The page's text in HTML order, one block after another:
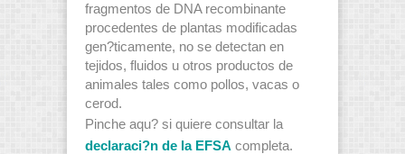
fragmentos de DNA recombinante
procedentes de plantas modificadas
gen?ticamente, no se detectan en
tejidos, fluidos u otros productos de
animales tales como pollos, vacas o
cerod.
Pinche aqu? si quiere consultar la
declaraci?n de la EFSA completa.